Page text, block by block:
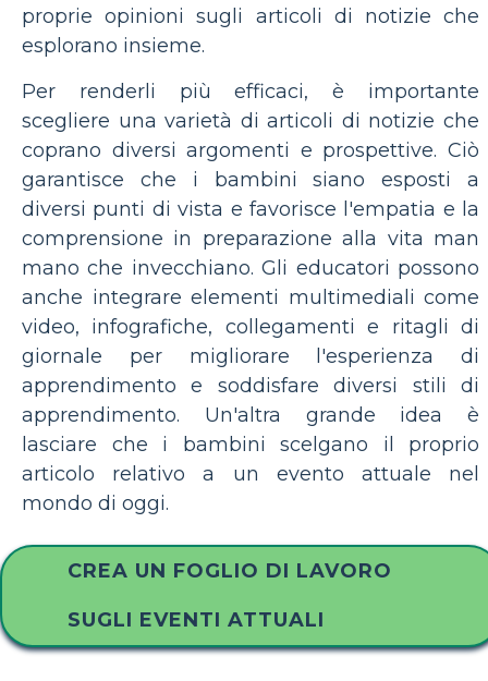
proprie opinioni sugli articoli di notizie che
esplorano insieme.
Per renderli più efficaci, è importante
scegliere una varietà di articoli di notizie che
coprano diversi argomenti e prospettive. Ciò
garantisce che i bambini siano esposti a
diversi punti di vista e favorisce l'empatia e la
comprensione in preparazione alla vita man
mano che invecchiano. Gli educatori possono
anche integrare elementi multimediali come
video, infografiche, collegamenti e ritagli di
giornale per migliorare l'esperienza di
apprendimento e soddisfare diversi stili di
apprendimento. Un'altra grande idea è
lasciare che i bambini scelgano il proprio
articolo relativo a un evento attuale nel
mondo di oggi.
CREA UN FOGLIO DI LAVORO
SUGLI EVENTI ATTUALI